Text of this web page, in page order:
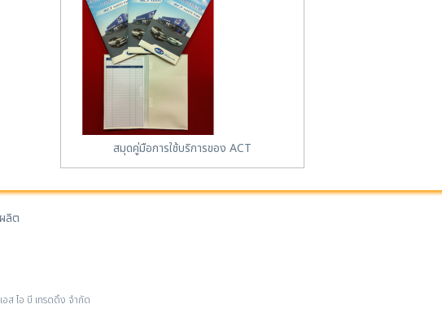
สมุดคู่มือการใช้บริการของ ACT
ลิต
ส ไอ บี เทรดดิ้ง จำกัด